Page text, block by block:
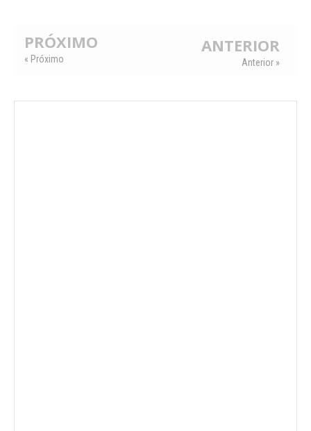
PRÓXIMO
« Próximo
ANTERIOR
Anterior »